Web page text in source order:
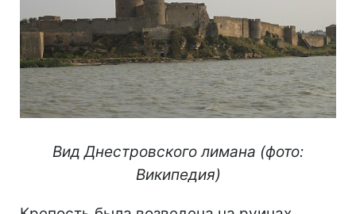
Вид Днестровского лимана (фото:
Википедия)